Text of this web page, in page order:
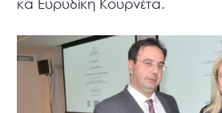
κα Ευρυδίκη Κουρνέτα.